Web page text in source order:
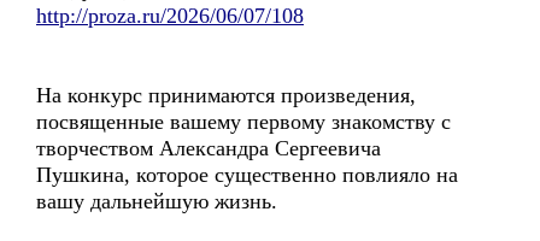
http://proza.ru/2026/06/07/108
На конкурс принимаются произведения,
посвященные вашему первому знакомству с
творчеством Александра Сергеевича
Пушкина, которое существенно повлияло на
вашу дальнейшую жизнь.